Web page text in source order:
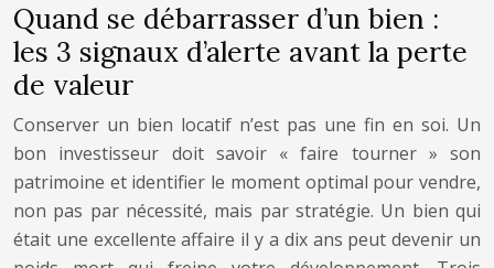
Quand se débarrasser d’un bien :
les 3 signaux d’alerte avant la perte
de valeur
Conserver un bien locatif n’est pas une fin en soi. Un
bon investisseur doit savoir « faire tourner » son
patrimoine et identifier le moment optimal pour vendre,
non pas par nécessité, mais par stratégie. Un bien qui
était une excellente affaire il y a dix ans peut devenir un